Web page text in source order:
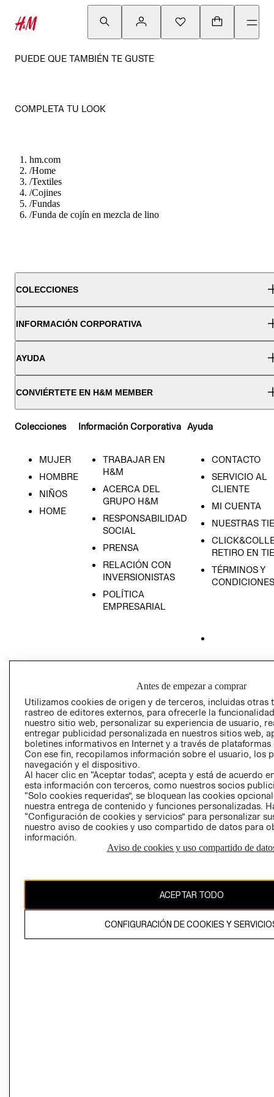
PUEDE QUE TAMBIÉN TE GUSTE
COMPLETA TU LOOK
hm.com
/Home
/Textiles
/Cojines
/Fundas
/Funda de cojín en mezcla de lino
COLECCIONES
INFORMACIÓN CORPORATIVA
AYUDA
CONVIÉRTETE EN H&M MEMBER
Colecciones
MUJER
HOMBRE
NIÑOS
HOME
Información Corporativa
TRABAJAR EN
H&M
ACERCA DEL
GRUPO H&M
RESPONSABILIDAD
SOCIAL
PRENSA
RELACIÓN CON
INVERSIONISTAS
POLÍTICA
EMPRESARIAL
Ayuda
CONTACTO
SERVICIO AL
CLIENTE
MI CUENTA
NUESTRAS
RETIRO EN
TÉRMINOS Y
CONDICIONES
GIFT CARD
AVISO DE
Perú (S/)
CAMBIAR REGIÓN
propiedad de H&M Hennes & Mauritz AB
Antes de empezar a comprar
Utilizamos cookies de origen y de terceros, incluidas otras
rastreo de editores externos, para ofrecerle la
nuestro sitio web, personalizar su experiencia de usuario,
entregar publicidad personalizada en nuestros sitios web,
boletines informativos en Internet y a través de plataformas
Con ese fin, recopilamos información sobre el usuario, los
navegación y el dispositivo.
Al hacer clic en “Aceptar todas”, acepta y está de acuerdo
esta información con terceros, como nuestros socios
“Solo cookies requeridas”, se bloquean las cookies
nuestra entrega de contenido y funciones personalizadas.
“Configuración de cookies y servicios” para personalizar
nuestro aviso de cookies y uso compartido de datos para
información.
Aviso de cookies y uso compartido de
ACEPTAR TODO
CONFIGURACIÓN DE COOKIES Y